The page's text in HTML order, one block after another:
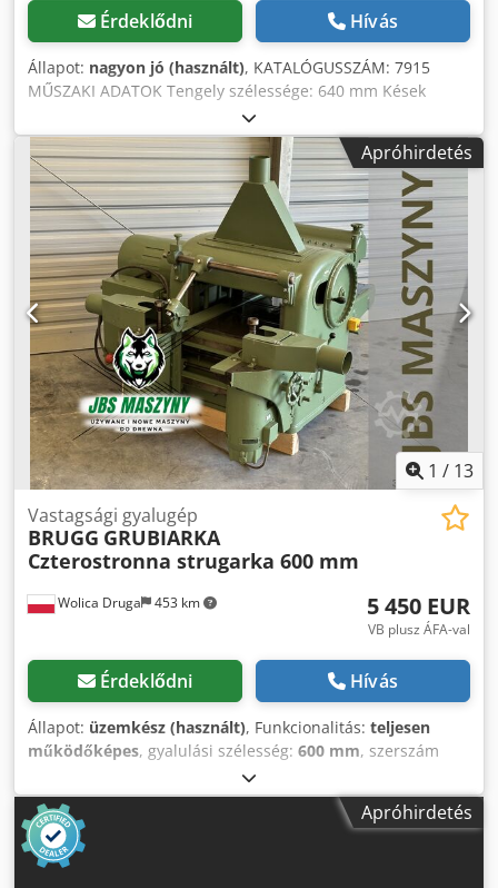
Érdeklődni Hívás
Állapot: nagyon jó (használt), KATALÓGUSSZÁM: 7915
MŰSZAKI ADATOK Tengely szélessége: 640 mm Kések
száma: 4 db Maximális megmunkálható elemvastagság:
200 mm – felül: reteszek/visszalökés-gátlók fogazott,
behúzó hajtótengely leszorító gyalutengely leszorító simára
húzó kihúzó tengely – alul: Állítható hengerek az alsó
asztalban: 2 db motor: 7 kW fokozatmentes előtolási
sebességszabályzás méretek (h/sz/m): 1800 x 1250 x 1150
mm tömeg: 1250 kg ELŐNYÖK – bolgár gyártmány –
fokozatmentes előtolási sebességszabályzó – használt
vastagsági gyalugép, nagyon jó állapotban Nettó ár: 9500
PLN Chjdozrltqjpfx Akwea Nettó ár: 2260 EUR, 4,2 EUR
árfolyamon (Az árak az árfolyam-ingadozástól függően
változhatnak)
Apróhirdetés
1 / 13
Wolica Druga 453 km
Vastagsági gyalugép
BRUGG GRUBIARKA
Czterostronna strugarka 600 mm
5 450 EUR
VB plusz ÁFA-val
Érdeklődni Hívás
Állapot: üzemkész (használt), Funkcionalitás: teljesen
működőképes, gyalulási szélesség: 600 mm, szerszám
, kések száma:
mm, teljes magasság:160 mm, Robusztus, négylapos
farostológép a BRUGG márkától, svájci gyártás. A gép
professzionális faipari munkákra tervezett – stabil
szerkezet, nagy munkaszélesség és erős motorok
Apróhirdetés